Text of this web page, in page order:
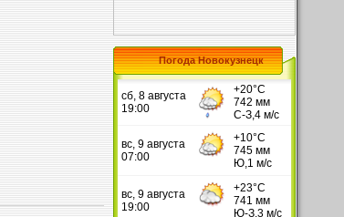
Погода Новокузнецк